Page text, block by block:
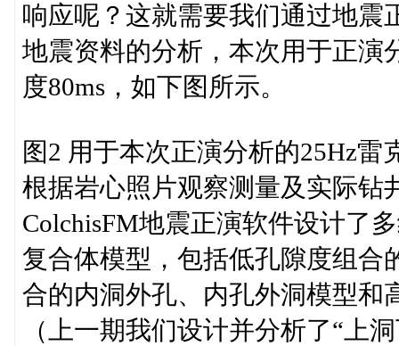
响应呢？这就需要我们通过地震
地震资料的分析，本次用于正演
度80ms，如下图所示。
图2 用于本次正演分析的25Hz雷
根据岩心照片观察测量及实际钻
ColchisFM地震正演软件设计了
复合体模型，包括低孔隙度组合
合的内洞外孔、内孔外洞模型和
（上一期我们设计并分析了“上